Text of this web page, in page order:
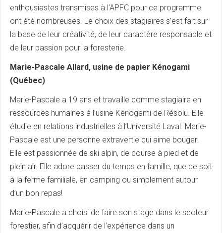
enthousiastes transmises à l’APFC pour ce programme
ont été nombreuses. Le choix des stagiaires s’est fait sur
la base de leur créativité, de leur caractère responsable et
de leur passion pour la foresterie.
Marie-Pascale Allard, usine de papier Kénogami
(Québec)
Marie-Pascale a 19 ans et travaille comme stagiaire en
ressources humaines à l’usine Kénogami de Résolu. Elle
étudie en relations industrielles à l’Université Laval. Marie-
Pascale est une personne extravertie qui aime bouger!
Elle est passionnée de ski alpin, de course à pied et de
plein air. Elle adore passer du temps en famille, que ce soit
à la ferme familiale, en camping ou simplement autour
d’un bon repas!
Marie-Pascale a choisi de faire son stage dans le secteur
forestier, afin d’acquérir de l’expérience dans un